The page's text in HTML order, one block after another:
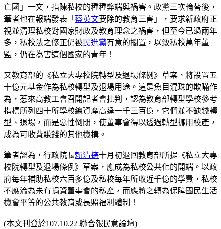
亡國」一文，指陳私校的種種弊端與禍害。政黨三次輪替後，
筆者也在報端發表「 蔡英文要除的教育三害」，要求新政府正
視並清理私校對國家財政及教育理念之禍害，但至今已過兩年
多，私校法之修正仍被民進黨有意的擱置，以致私校萬年董
監，仍在為害這個國家的青年！
又教育部的《私立大專校院轉型及退場條例》草案，將設置五
十億元基金作為私校轉型及退場用途。這是魚目混珠的欺瞞作
為，惹來高教工會召開記者會批判，認為教育部轉型學校參考
指標所列四十所學校總資產高達一千三百億，它們並不缺錢轉
型、退場，而是惡性倒閉，使董事會得以透過轉型挪用校產，
成為可收費賺錢的其他機構。
筆者認為，行政院長賴清德十月初退回教育部所提《私立大專
校院轉型及退場條例》草案，應成為私校公共化的開端。以政
府每年補助私校六百多億及私校每年所收近千億的學費，私校
不應淪為未有捐資董事會的私產，而應將之轉為保障國民生活
機會平等的公共教育或長照福利體制！
(本文刊登於107.10.22 聯合報民意論壇)